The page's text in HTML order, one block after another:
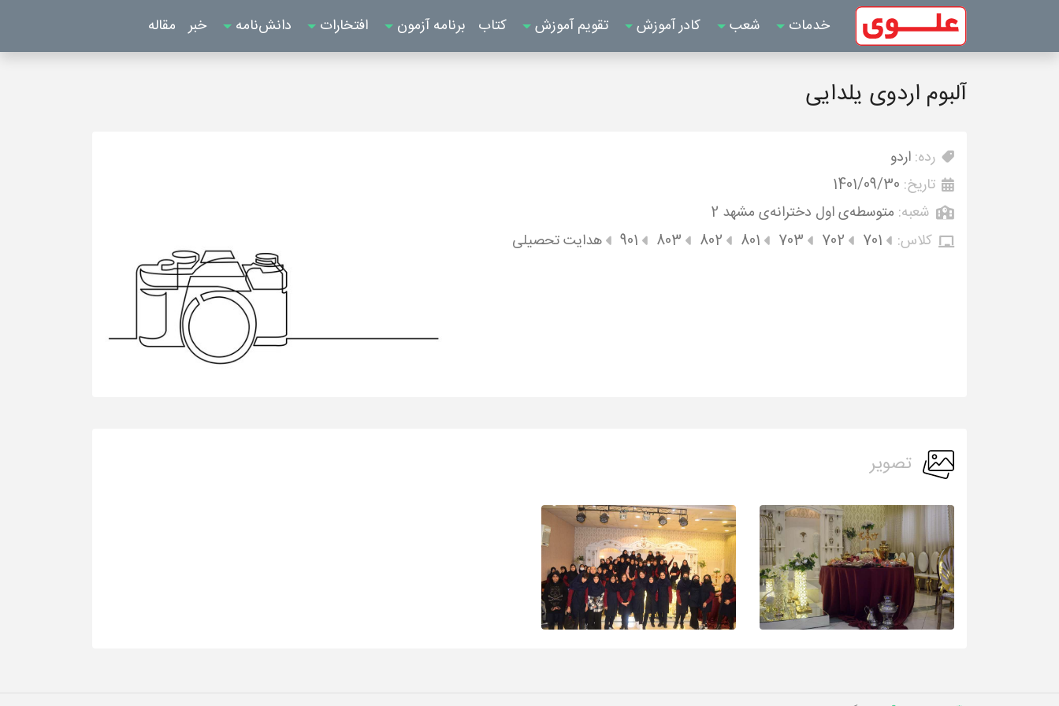
خدمات شعب کادر آموزش تقویم آموزش کتاب برنامه آزمون افتخارات دانش‌نامه خبر مقاله
آلبوم اردوی یلدایی
رده: اردو
تاریخ: 1401/09/30
شعبه: متوسطه‌ی اول دخترانه‌ی مشهد 2
کلاس:
701
702
703
801
802
803
901 هدایت تحصیلی
تصویر